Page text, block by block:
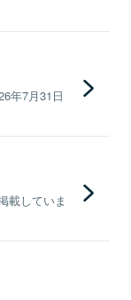
年7月31日
載していま